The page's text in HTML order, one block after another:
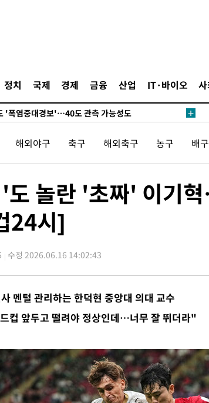
정치 국제 경제 금융 산업 IT·바이오
일째 지속…비공식 '초열대야' 30도 넘어
2.15포인트(0.27%) 내린 797.44 출발
497.3억 달러…두 달 연속 사상 최대
포캔 시의 통제불능 3개 산불, 방화선 일부 구축
통령 "지금 최고지도자와 소통하기가 매우 어려워" 취
호르무즈 해협 통행 항로 합의" 이란 외무부 대변인
홍명보 선임 논란' 대한축구협회·축구회관 등 압수수
"美무역법 제301조 과잉생산 결과 발표 8월 중 예
매도사이드카 발동…4%대 급락
일째 지속…비공식 '초열대야' 30도 넘어
, 2.15포인트(0.27%) 내린 797.44 출발
, 119.51포인트(1.81%) 내린 6478.75 개장
497.3억 달러…두 달 연속 사상 최대
'폭염중대경보'…40도 관측 가능성도
즈 해협 이란-오만 협상 기대속 뉴욕증시 혼조 마감 다
통령 "지금 최고지도자와 소통하기가 매우 어려워" 취
, 호르무즈 해협 통행 항로 합의" 이란 외무부 대변인
해외야구 축구 해외축구 농구 배구
도 놀란 '초짜' 이기
24시]
수정 2026.06.16 14:02:43
멘털 관리하는 한덕현 중앙대 의대 교수
컵 앞두고 떨려야 정상인데…너무 잘 뛰더라"